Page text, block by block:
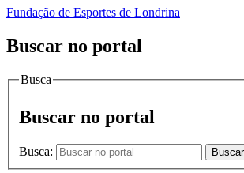
Fundação de Esportes de Londrina
Buscar no portal
Busca
Buscar no portal
Busca: Buscar